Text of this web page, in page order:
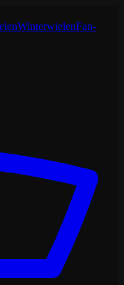
WinterwielenFan-